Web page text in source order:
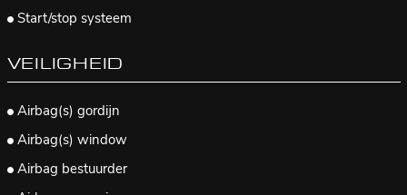
Start/stop systeem
VEILIGHEID
Airbag(s) gordijn
Airbag(s) window
Airbag bestuurder